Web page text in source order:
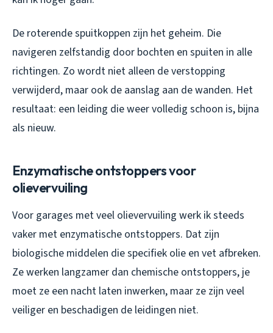
De roterende spuitkoppen zijn het geheim. Die
navigeren zelfstandig door bochten en spuiten in alle
richtingen. Zo wordt niet alleen de verstopping
verwijderd, maar ook de aanslag aan de wanden. Het
resultaat: een leiding die weer volledig schoon is, bijna
als nieuw.
Enzymatische ontstoppers voor
olievervuiling
Voor garages met veel olievervuiling werk ik steeds
vaker met enzymatische ontstoppers. Dat zijn
biologische middelen die specifiek olie en vet afbreken.
Ze werken langzamer dan chemische ontstoppers, je
moet ze een nacht laten inwerken, maar ze zijn veel
veiliger en beschadigen de leidingen niet.